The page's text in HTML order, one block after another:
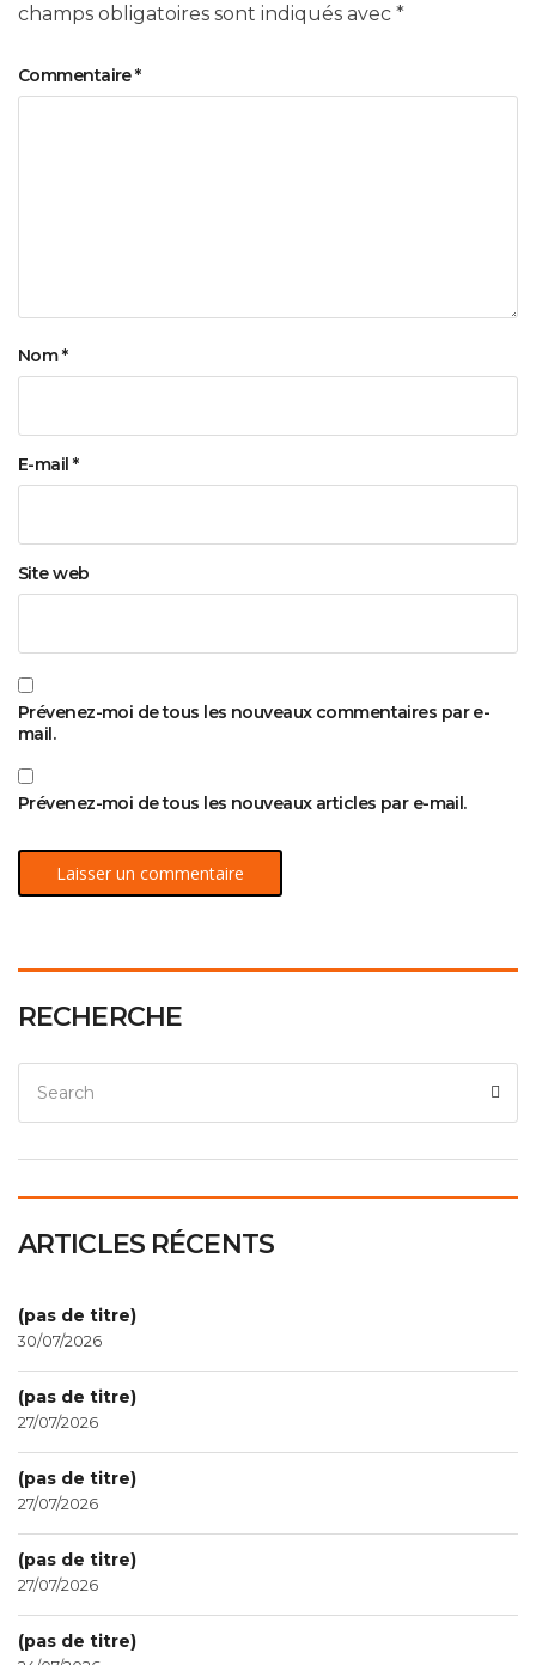
champs obligatoires sont indiqués avec *
Commentaire*
Nom*
E-mail*
Site web
Prévenez-moi de tous les nouveaux commentaires par e-
mail.
Prévenez-moi de tous les nouveaux articles par e-mail.
RECHERCHE
ARTICLES RÉCENTS
(pas de titre)
30/07/2026
(pas de titre)
27/07/2026
(pas de titre)
27/07/2026
(pas de titre)
27/07/2026
(pas de titre)